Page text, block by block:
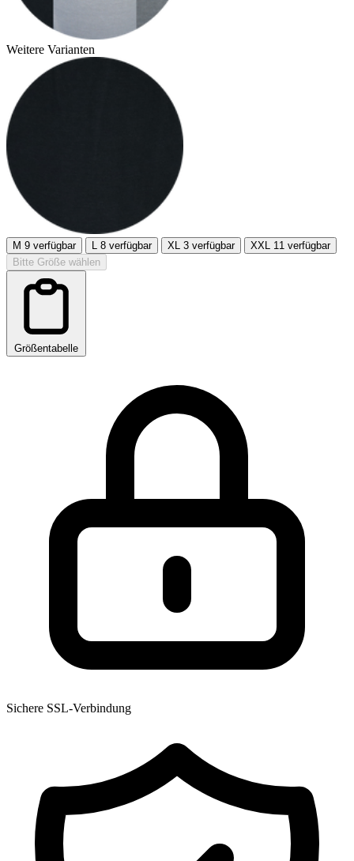
Weitere Varianten
M 9 verfügbar L 8 verfügbar XL 3 verfügbar XXL 11 verfügbar
Bitte Größe wählen
Größentabelle
Sichere SSL-Verbindung